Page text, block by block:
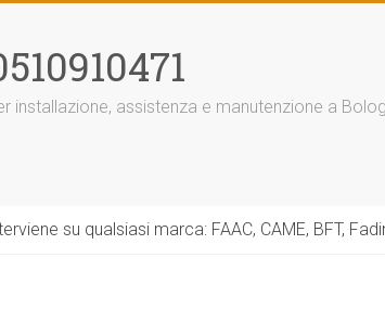
assistenza e manutenzione a
su qualsiasi marca: FAAC, CAME, BFT,